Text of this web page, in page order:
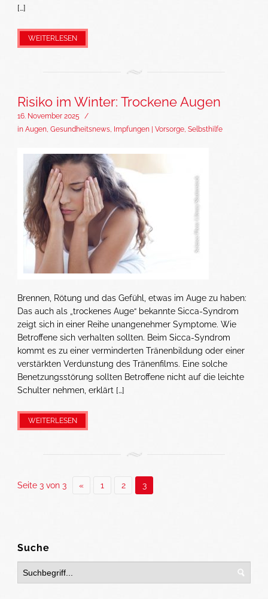
[…]
WEITERLESEN
Risiko im Winter: Trockene Augen
16. November 2025
/
in Augen, Gesundheitsnews, Impfungen | Vorsorge, Selbsthilfe
Brennen, Rötung und das Gefühl, etwas im Auge zu haben:
Das auch als „trockenes Auge“ bekannte Sicca-Syndrom
zeigt sich in einer Reihe unangenehmer Symptome. Wie
Betroffene sich verhalten sollten. Beim Sicca-Syndrom
kommt es zu einer verminderten Tränenbildung oder einer
verstärkten Verdunstung des Tränenfilms. Eine solche
Benetzungsstörung sollten Betroffene nicht auf die leichte
Schulter nehmen, erklärt […]
WEITERLESEN
Seite 3 von 3 « 1 2 3
Suche